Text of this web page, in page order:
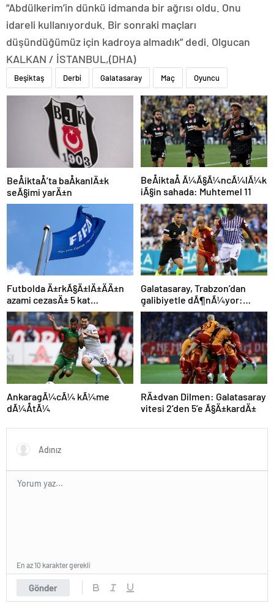
“Abdülkerim’in dünkü idmanda bir ağrısı oldu. Onu
idareli kullanıyorduk. Bir sonraki maçları
düşündüğümüz için kadroya almadık” dedi. Olgucan
KALKAN / İSTANBUL,(DHA)
Beşiktaş Derbi Galatasaray Maç Oyuncu
BeÅiktaÅ’ta baÅkanlÄ±k
seÃ§imi yarÄ±n
BeÅiktaÅ Ã¼Ã§Ã¼ncÃ¼lÃ¼k
iÃ§in sahada: Muhtemel 11
Futbolda Ä±rkÃ§Ä±lÄ±ÄÄ±n
azami cezasÄ± 5 kat
arttÄ±rÄ±ldÄ±
Galatasaray, Trabzon’dan
galibiyetle dÃ¶nÃ¼yor:
ÅampiyonluÄa 1 puan kaldÄ±!
AnkaragÃ¼cÃ¼ kÃ¼me
dÃ¼ÅtÃ¼
RÄ±dvan Dilmen: Galatasaray
vitesi 2’den 5’e Ã§Ä±kardÄ±
Gönder
En az 10 karakter gerekli